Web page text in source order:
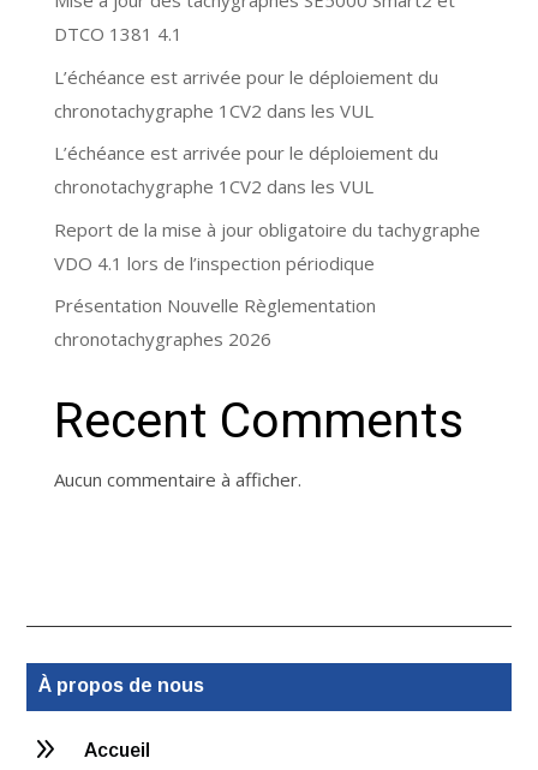
DTCO 1381 4.1
L’échéance est arrivée pour le déploiement du
chronotachygraphe 1CV2 dans les VUL
L’échéance est arrivée pour le déploiement du
chronotachygraphe 1CV2 dans les VUL
Report de la mise à jour obligatoire du tachygraphe
VDO 4.1 lors de l’inspection périodique
Présentation Nouvelle Règlementation
chronotachygraphes 2026
Recent Comments
Aucun commentaire à afficher.
À propos de nous
9 Accueil